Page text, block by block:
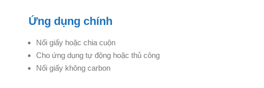
Ứng dụng chính
Nối giấy hoặc chia cuộn
Cho ứng dụng tự động hoặc thủ công
Nối giấy không carbon